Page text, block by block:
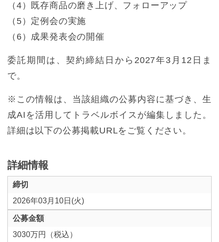
（4）既存商品の磨き上げ、フォローアップ
（5）定例会の実施
（6）成果発表会の開催
委託期間は、契約締結日から2027年3月12日ま
で。
※この情報は、当該組織の公募内容に基づき、生
成AIを活用してトラベルボイスが編集しました。
詳細は以下の公募掲載URLをご覧ください。
詳細情報
締切
2026年03月10日(火)
公募金額
3030万円（税込）